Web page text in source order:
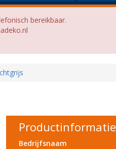
bereikbaar.
Productinformatie
Bedrijfsnaam